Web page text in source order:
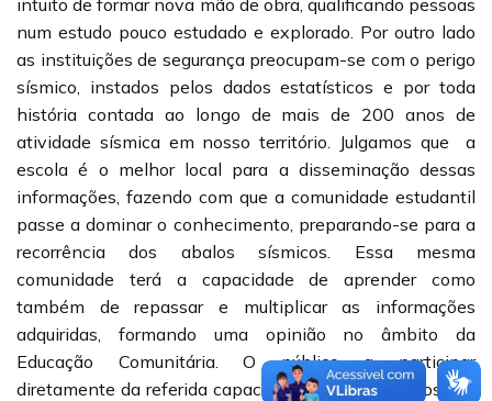
intuito de formar nova mão de obra, qualificando pessoas
num estudo pouco estudado e explorado. Por outro lado
as instituições de segurança preocupam-se com o perigo
sísmico, instados pelos dados estatísticos e por toda
história contada ao longo de mais de 200 anos de
atividade sísmica em nosso território. Julgamos que a
escola é o melhor local para a disseminação dessas
informações, fazendo com que a comunidade estudantil
passe a dominar o conhecimento, preparando-se para a
recorrência dos abalos sísmicos. Essa mesma
comunidade terá a capacidade de aprender como
também de repassar e multiplicar as informações
adquiridas, formando uma opinião no âmbito da
Educação Comunitária. O público a participar
diretamente da referida capacitação serão os alunos das